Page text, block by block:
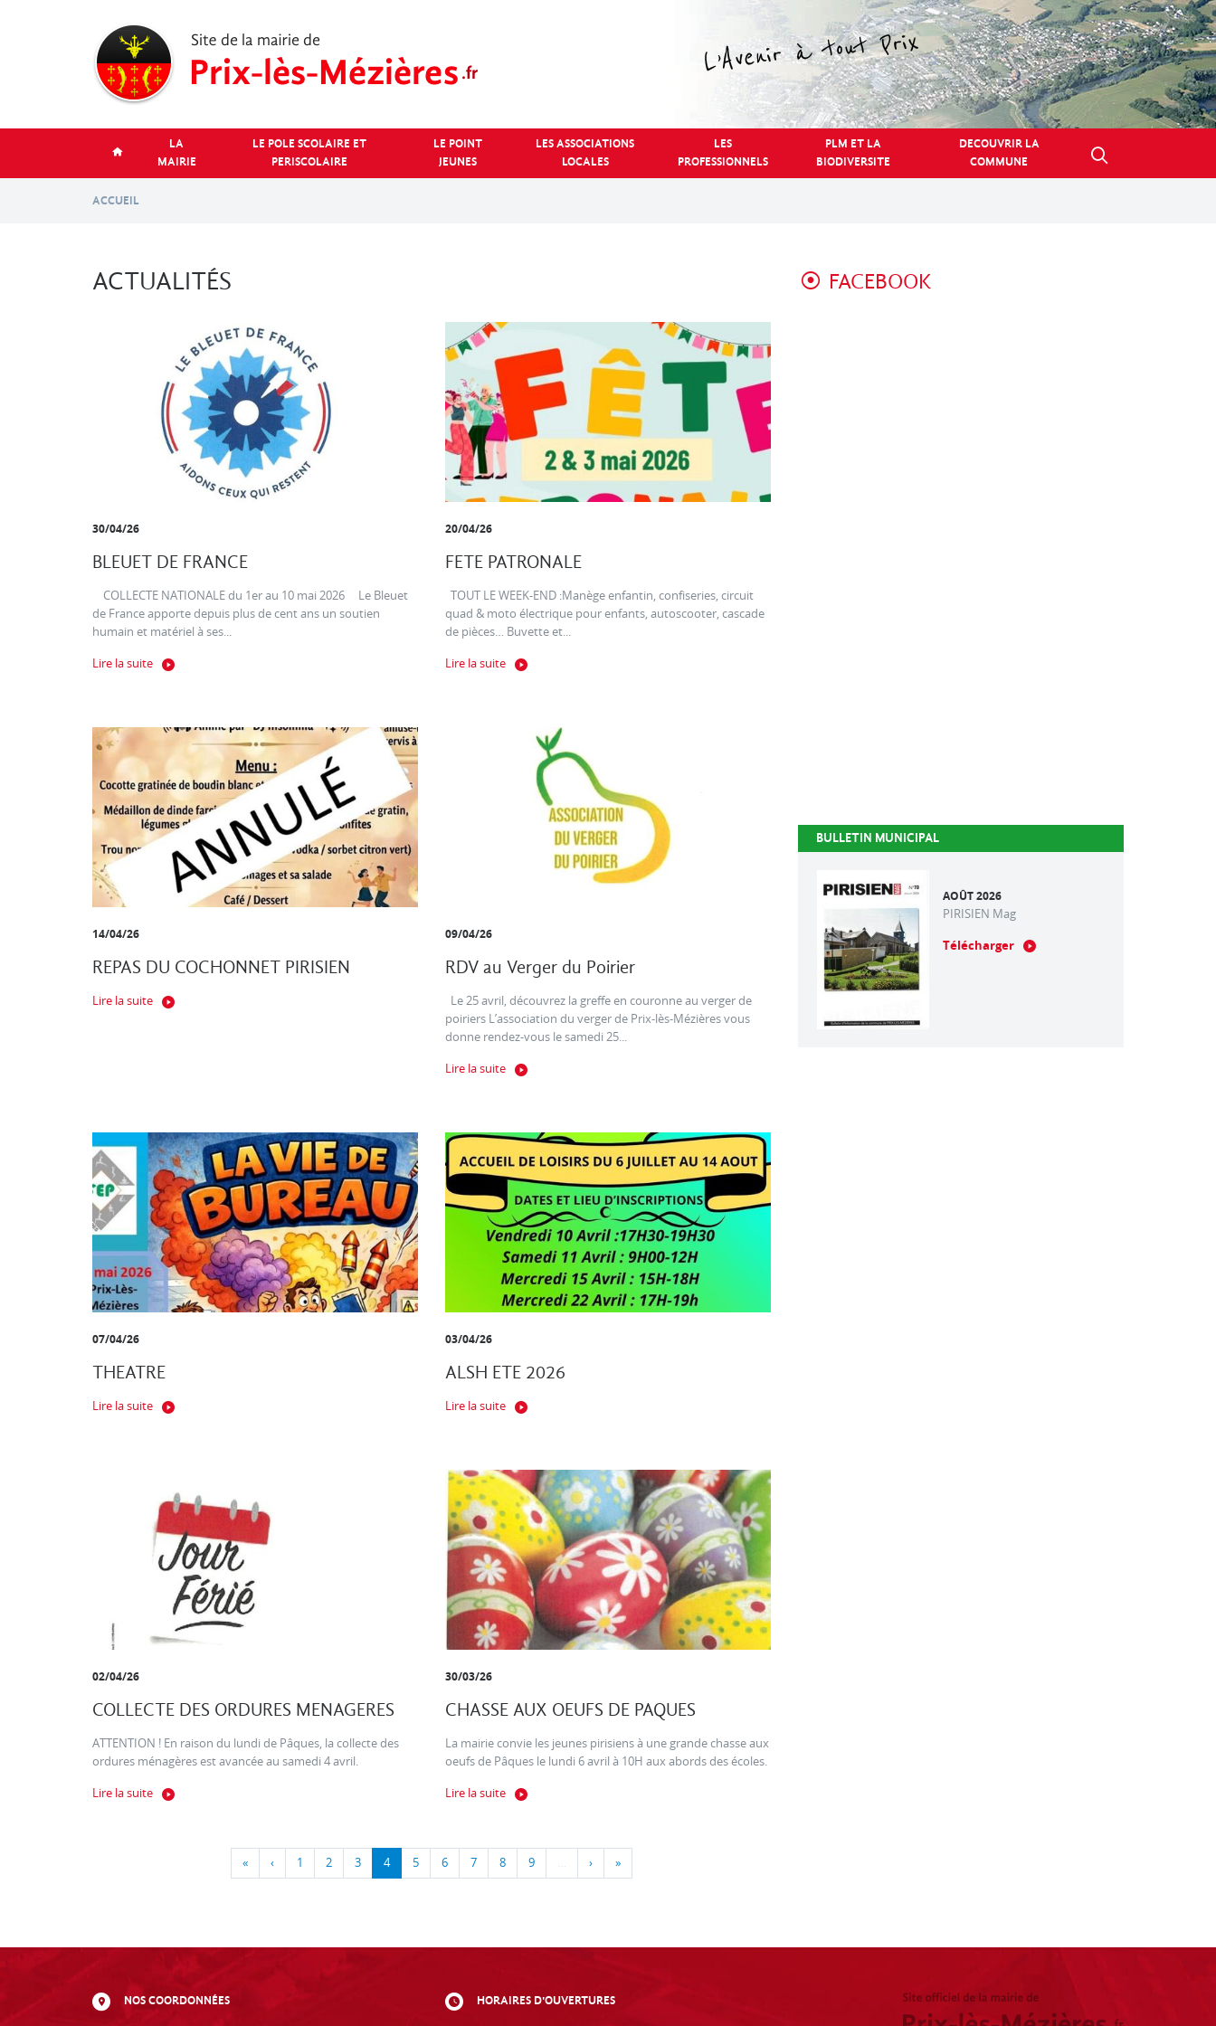
LA
MAIRIE
LE POLE SCOLAIRE ET
PERISCOLAIRE
LE POINT
JEUNES
LES ASSOCIATIONS
LOCALES
LES
PROFESSIONNELS
PLM ET LA
BIODIVERSITE
DECOUVRIR LA
COMMUNE
ACCUEIL
ACTUALITÉS
30/04/26
BLEUET DE FRANCE
COLLECTE NATIONALE du 1er au 10 mai 2026 Le Bleuet
de France apporte depuis plus de cent ans un soutien
humain et matériel à ses...
Lire la suite
20/04/26
FETE PATRONALE
TOUT LE WEEK-END :Manège enfantin, confiseries, circuit
quad & moto électrique pour enfants, autoscooter, cascade
de pièces… Buvette et...
Lire la suite
14/04/26
REPAS DU COCHONNET PIRISIEN
Lire la suite
09/04/26
RDV au Verger du Poirier
Le 25 avril, découvrez la greffe en couronne au verger de
poiriers L’association du verger de Prix-lès-Mézières vous
donne rendez-vous le samedi 25...
Lire la suite
07/04/26
THEATRE
Lire la suite
03/04/26
ALSH ETE 2026
Lire la suite
02/04/26
COLLECTE DES ORDURES MENAGERES
ATTENTION ! En raison du lundi de Pâques, la collecte des
ordures ménagères est avancée au samedi 4 avril.
Lire la suite
30/03/26
CHASSE AUX OEUFS DE PAQUES
La mairie convie les jeunes pirisiens à une grande chasse aux
oeufs de Pâques le lundi 6 avril à 10H aux abords des écoles.
Lire la suite
« ‹ 1 2 3 4 5 6 7 8 9 … › »
FACEBOOK
BULLETIN MUNICIPAL
AOÛT 2026
PIRISIEN Mag
Télécharger
NOS COORDONNÉES HORAIRES D'OUVERTURES